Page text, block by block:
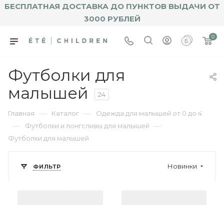
БЕСПЛАТНАЯ ДОСТАВКА ДО ПУНКТОВ ВЫДАЧИ ОТ
3000 РУБЛЕЙ
0
Футболки для
малышей
24
Главная — Каталог — Одежда для малышей от 0 до 4
— Футболки и лонгсливы для малышей —
Футболки для малышей
ФИЛЬТР Новинки